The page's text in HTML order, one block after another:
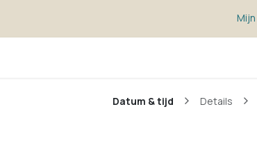
Datum & tijd Details